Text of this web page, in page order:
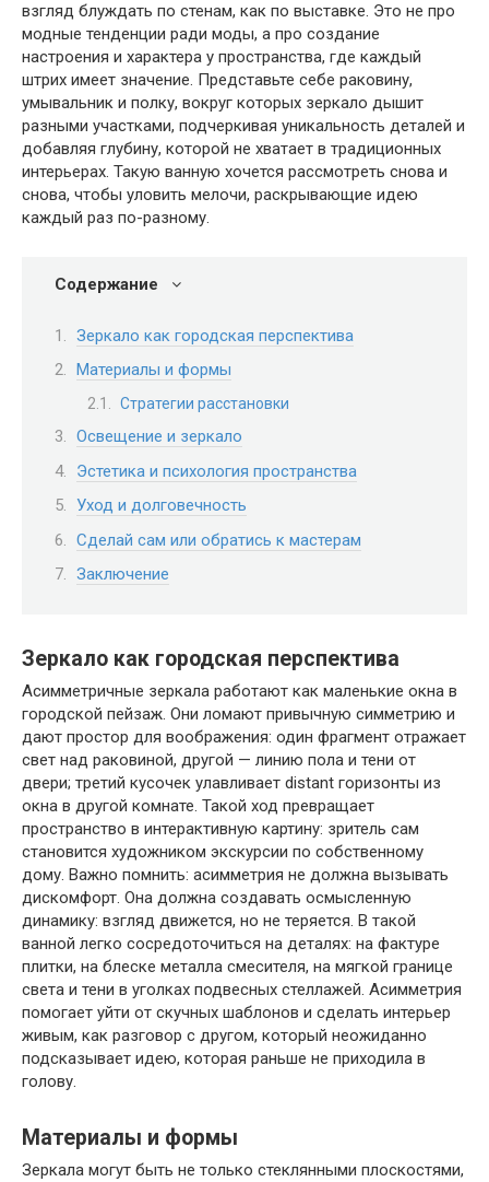
взгляд блуждать по стенам, как по выставке. Это не про
модные тенденции ради моды, а про создание
настроения и характера у пространства, где каждый
штрих имеет значение. Представьте себе раковину,
умывальник и полку, вокруг которых зеркало дышит
разными участками, подчеркивая уникальность деталей и
добавляя глубину, которой не хватает в традиционных
интерьерах. Такую ванную хочется рассмотреть снова и
снова, чтобы уловить мелочи, раскрывающие идею
каждый раз по-разному.
Содержание
Зеркало как городская перспектива
Материалы и формы
Стратегии расстановки
Освещение и зеркало
Эстетика и психология пространства
Уход и долговечность
Сделай сам или обратись к мастерам
Заключение
Зеркало как городская перспектива
Асимметричные зеркала работают как маленькие окна в
городской пейзаж. Они ломают привычную симметрию и
дают простор для воображения: один фрагмент отражает
свет над раковиной, другой — линию пола и тени от
двери; третий кусочек улавливает distant горизонты из
окна в другой комнате. Такой ход превращает
пространство в интерактивную картину: зритель сам
становится художником экскурсии по собственному
дому. Важно помнить: асимметрия не должна вызывать
дискомфорт. Она должна создавать осмысленную
динамику: взгляд движется, но не теряется. В такой
ванной легко сосредоточиться на деталях: на фактуре
плитки, на блеске металла смесителя, на мягкой границе
света и тени в уголках подвесных стеллажей. Асимметрия
помогает уйти от скучных шаблонов и сделать интерьер
живым, как разговор с другом, который неожиданно
подсказывает идею, которая раньше не приходила в
голову.
Материалы и формы
Зеркала могут быть не только стеклянными плоскостями,